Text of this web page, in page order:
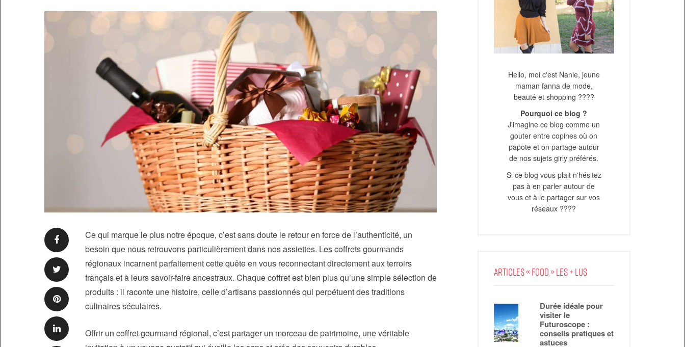
Ce qui marque le plus notre époque, c’est sans doute le retour en force de l’authenticité, un
besoin que nous retrouvons particulièrement dans nos assiettes. Les coffrets gourmands
régionaux incarnent parfaitement cette quête en vous reconnectant directement aux terroirs
français et à leurs savoir-faire ancestraux. Chaque coffret est bien plus qu’une simple sélection de
produits : il raconte une histoire, celle d’artisans passionnés qui perpétuent des traditions
culinaires séculaires.
Offrir un coffret gourmand régional, c’est partager un morceau de patrimoine, une véritable
Hello, moi c'est Nanie, jeune
maman fanna de mode,
beauté et shopping ????
Pourquoi ce blog ?
J'imagine ce blog comme un
gouter entre copines où on
papote et on partage autour
de nos sujets girly préférés.
Si ce blog vous plait n'hésitez
pas à en parler autour de
vous et à le partager sur vos
réseaux ????
ARTICLES « FOOD » LES + LUS
Durée idéale pour
visiter le
Futuroscope :
conseils pratiques et
astuces